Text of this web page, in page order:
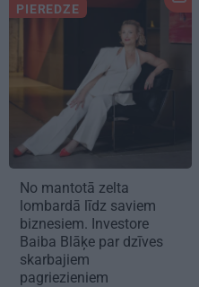
PIEREDZE
No mantotā zelta
lombardā līdz saviem
biznesiem. Investore
Baiba Blāķe par dzīves
skarbajiem
pagriezieniem